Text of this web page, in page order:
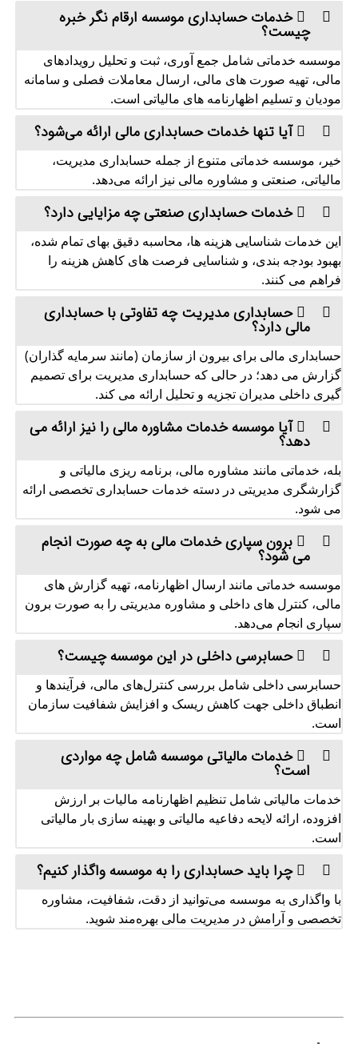
خدمات حسابداری موسسه ارقام نگر خبره
چیست؟
موسسه خدماتی شامل جمع‌ آوری، ثبت و تحلیل رویدادهای
مالی، تهیه صورت‌ های مالی، ارسال معاملات فصلی و سامانه
مودیان و تسلیم اظهارنامه های مالیاتی است.
آیا تنها خدمات حسابداری مالی ارائه می‌شود؟
خیر، موسسه خدماتی متنوع از جمله حسابداری مدیریت،
مالیاتی، صنعتی و مشاوره مالی نیز ارائه می‌دهد.
خدمات حسابداری صنعتی چه مزایایی دارد؟
این خدمات شناسایی هزینه‌ ها، محاسبه دقیق بهای تمام‌ شده،
بهبود بودجه‌ بندی، و شناسایی فرصت‌ های کاهش هزینه را
فراهم می‌ کنند.
حسابداری مدیریت چه تفاوتی با حسابداری
مالی دارد؟
حسابداری مالی برای بیرون از سازمان (مانند سرمایه‌ گذاران)
گزارش می‌ دهد؛ در حالی که حسابداری مدیریت برای تصمیم‌
گیری داخلی مدیران تجزیه و تحلیل ارائه می‌ کند.
آیا موسسه خدمات مشاوره مالی را نیز ارائه می‌
دهد؟
بله، خدماتی مانند مشاوره مالی، برنامه‌ ریزی مالیاتی و
گزارشگری مدیریتی در دسته خدمات حسابداری تخصصی ارائه
می‌ شود.
برون‌ سپاری خدمات مالی به چه صورت انجام
می‌ شود؟
موسسه خدماتی مانند ارسال اظهارنامه، تهیه گزارش‌ های
مالی، کنترل‌ های داخلی و مشاوره مدیریتی را به صورت برون‌
سپاری انجام می‌دهد.
حسابرسی داخلی در این موسسه چیست؟
حسابرسی داخلی شامل بررسی کنترل‌های مالی، فرآیندها و
انطباق داخلی جهت کاهش ریسک و افزایش شفافیت سازمان
است.
خدمات مالیاتی موسسه شامل چه مواردی
است؟
خدمات مالیاتی شامل تنظیم اظهارنامه مالیات بر ارزش‌
افزوده، ارائه لایحه دفاعیه مالیاتی و بهینه‌ سازی بار مالیاتی
است.
چرا باید حسابداری را به موسسه واگذار کنیم؟
با واگذاری به موسسه می‌توانید از دقت، شفافیت، مشاوره
تخصصی و آرامش در مدیریت مالی بهره‌مند شوید.